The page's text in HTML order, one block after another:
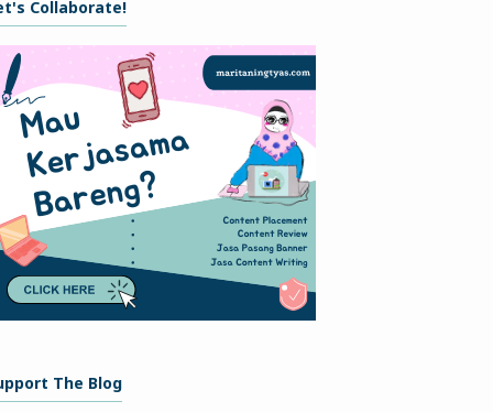
Collaborate!
The Blog